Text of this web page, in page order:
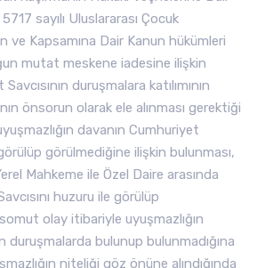
sayılı Uluslararası Çocuk
ve Kapsamına Dair Kanun hükümleri
mutat meskene iadesine ilişkin
duruşmalara katılımının
önsorun olarak ele alınması gerektiği
davanın Cumhuriyet
görülmediğine ilişkin bulunması,
Mahkeme ile Özel Daire arasında
huzuru ile görülüp
olay itibariyle uyuşmazlığın
duruşmalarda bulunup bulunmadığına
niteliği göz önüne alındığında